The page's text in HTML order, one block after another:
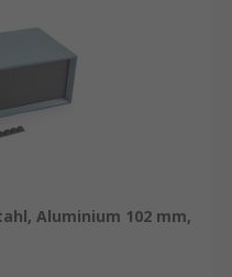
Aluminium 102 mm,